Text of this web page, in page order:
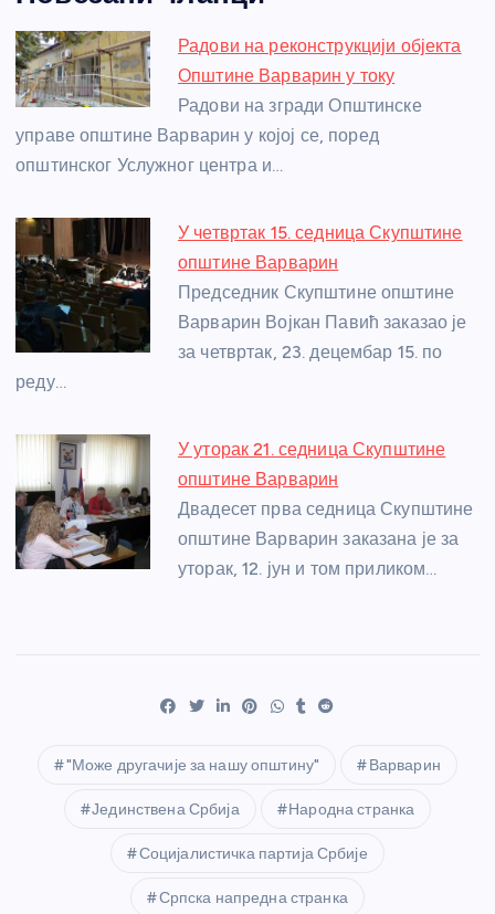
e
b
o
o
k
e
n
g
er
er
s
A
p
p
a
g
e
e
st
e
Радови на реконструкцији објекта
Општине Варварин у току
Радови на згради Општинске
управе општине Варварин у којој се, поред
општинског Услужног центра и…
У четвртак 15. седница Скупштине
општине Варварин
Председник Скупштине општине
Варварин Војкан Павић заказао је
за четвртак, 23. децембар 15. по
реду…
У уторак 21. седница Скупштине
општине Варварин
Двадесет прва седница Скупштине
општине Варварин заказана је за
уторак, 12. јун и том приликом…
"Може другачије за нашу општину" Варварин
Јединствена Србија Народна странка
Социјалистичка партија Србије
Српска напредна странка